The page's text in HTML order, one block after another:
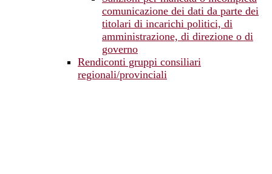
comunicazione dei dati da parte dei
titolari di incarichi politici, di
amministrazione, di direzione o di
governo
Rendiconti gruppi consiliari
regionali/provinciali